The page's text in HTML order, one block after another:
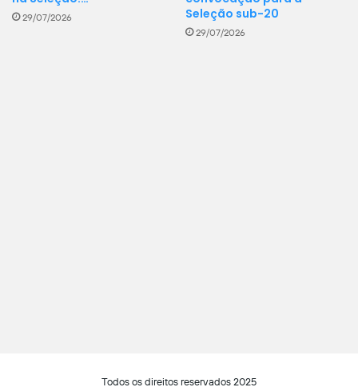
29/07/2026
Seleção sub-20
29/07/2026
Todos os direitos reservados 2025